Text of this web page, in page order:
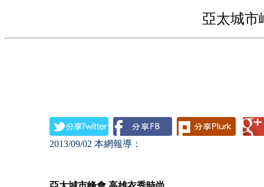
亞太城市
2013/09/02 本網報導：